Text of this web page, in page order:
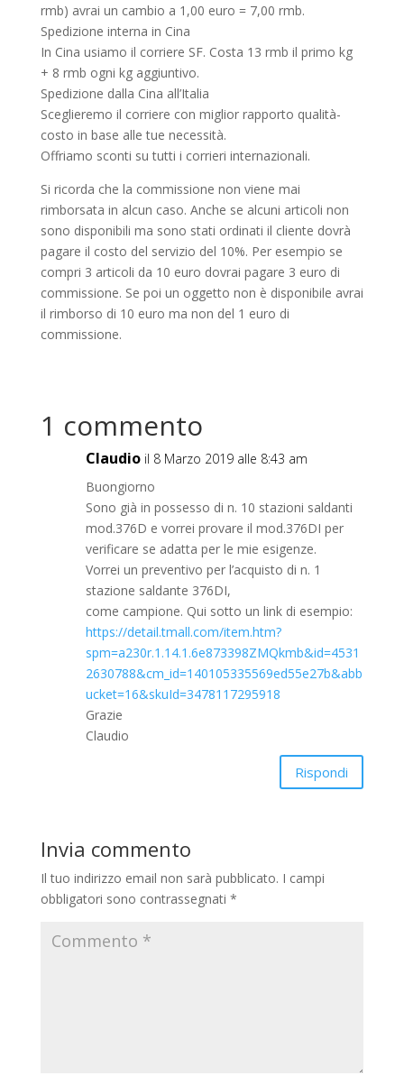
rmb) avrai un cambio a 1,00 euro = 7,00 rmb.
Spedizione interna in Cina
In Cina usiamo il corriere SF. Costa 13 rmb il primo kg
+ 8 rmb ogni kg aggiuntivo.
Spedizione dalla Cina all’Italia
Sceglieremo il corriere con miglior rapporto qualità-
costo in base alle tue necessità.
Offriamo sconti su tutti i corrieri internazionali.
Si ricorda che la commissione non viene mai
rimborsata in alcun caso. Anche se alcuni articoli non
sono disponibili ma sono stati ordinati il cliente dovrà
pagare il costo del servizio del 10%. Per esempio se
compri 3 articoli da 10 euro dovrai pagare 3 euro di
commissione. Se poi un oggetto non è disponibile avrai
il rimborso di 10 euro ma non del 1 euro di
commissione.
1 commento
Claudio il 8 Marzo 2019 alle 8:43 am
Buongiorno
Sono già in possesso di n. 10 stazioni saldanti
mod.376D e vorrei provare il mod.376DI per
verificare se adatta per le mie esigenze.
Vorrei un preventivo per l’acquisto di n. 1
stazione saldante 376DI,
come campione. Qui sotto un link di esempio:
https://detail.tmall.com/item.htm?
spm=a230r.1.14.1.6e873398ZMQkmb&id=4531
2630788&cm_id=140105335569ed55e27b&abb
ucket=16&skuId=3478117295918
Grazie
Claudio
Rispondi
Invia commento
Il tuo indirizzo email non sarà pubblicato. I campi
obbligatori sono contrassegnati *